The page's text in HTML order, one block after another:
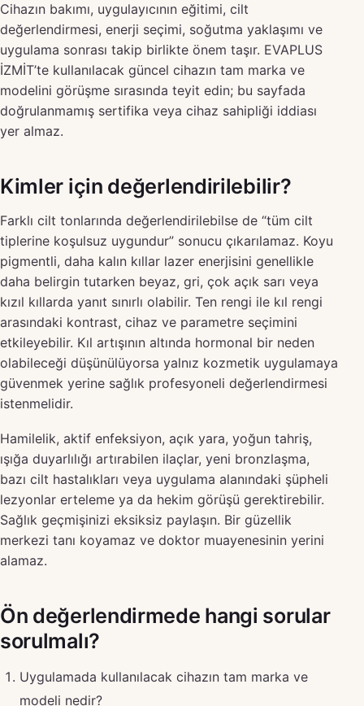
Cihazın bakımı, uygulayıcının eğitimi, cilt
değerlendirmesi, enerji seçimi, soğutma yaklaşımı ve
uygulama sonrası takip birlikte önem taşır. EVAPLUS
İZMİT’te kullanılacak güncel cihazın tam marka ve
modelini görüşme sırasında teyit edin; bu sayfada
doğrulanmamış sertifika veya cihaz sahipliği iddiası
yer almaz.
Kimler için değerlendirilebilir?
Farklı cilt tonlarında değerlendirilebilse de “tüm cilt
tiplerine koşulsuz uygundur” sonucu çıkarılamaz. Koyu
pigmentli, daha kalın kıllar lazer enerjisini genellikle
daha belirgin tutarken beyaz, gri, çok açık sarı veya
kızıl kıllarda yanıt sınırlı olabilir. Ten rengi ile kıl rengi
arasındaki kontrast, cihaz ve parametre seçimini
etkileyebilir. Kıl artışının altında hormonal bir neden
olabileceği düşünülüyorsa yalnız kozmetik uygulamaya
güvenmek yerine sağlık profesyoneli değerlendirmesi
istenmelidir.
Hamilelik, aktif enfeksiyon, açık yara, yoğun tahriş,
ışığa duyarlılığı artırabilen ilaçlar, yeni bronzlaşma,
bazı cilt hastalıkları veya uygulama alanındaki şüpheli
lezyonlar erteleme ya da hekim görüşü gerektirebilir.
Sağlık geçmişinizi eksiksiz paylaşın. Bir güzellik
merkezi tanı koyamaz ve doktor muayenesinin yerini
alamaz.
Ön değerlendirmede hangi sorular
sorulmalı?
Uygulamada kullanılacak cihazın tam marka ve
modeli nedir?